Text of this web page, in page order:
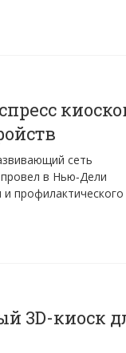
сеть
провел в Нью-Дели
профилактического
3D-киоск